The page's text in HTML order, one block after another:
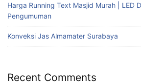
Harga Running Text Masjid Murah | LED
Pengumuman
Konveksi Jas Almamater Surabaya
Recent Comments